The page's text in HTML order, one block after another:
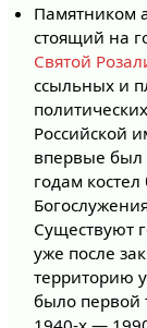
Памятником
стоящий на
Святой
ссыльных и
Российской
впервые был
годам
Существуют
уже после
территорию
было первой